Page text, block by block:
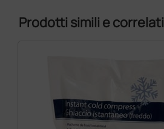
Prodotti simili e correlati